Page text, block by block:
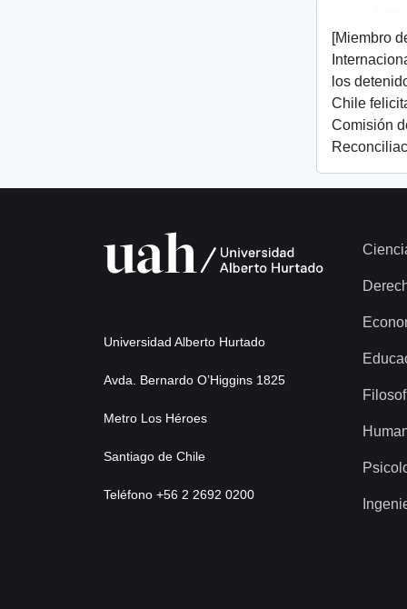
[Miembro
los
Chile
Comisión
Universidad Alberto Hurtado
Avda. Bernardo O’Higgins 1825
Metro Los Héroes
Santiago de Chile
Teléfono +56 2 2692 0200